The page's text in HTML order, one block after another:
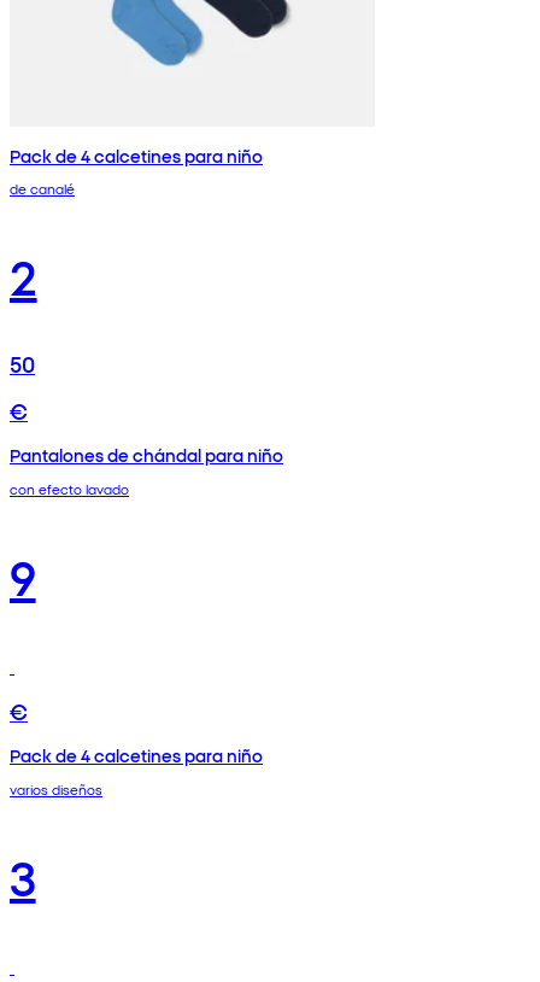
Pack de 4 calcetines para niño
de canalé
2
50
€
Pantalones de chándal para niño
con efecto lavado
9
€
Pack de 4 calcetines para niño
varios diseños
3